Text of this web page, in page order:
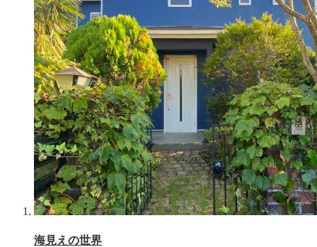
海見えの世界